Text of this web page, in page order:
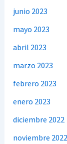
junio 2023
mayo 2023
abril 2023
marzo 2023
febrero 2023
enero 2023
diciembre 2022
noviembre 2022